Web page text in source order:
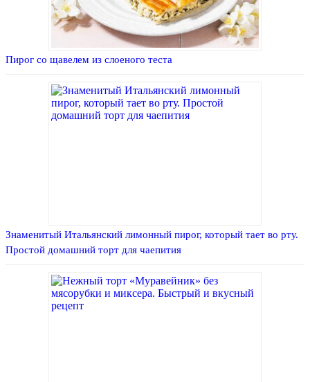
Пирог со щавелем из слоеного теста
Знаменитый Итальянский лимонный пирог, который тает во рту.
Простой домашний торт для чаепития